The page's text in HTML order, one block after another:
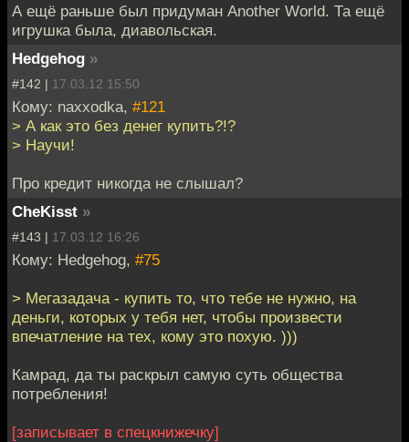
А ещё раньше был придуман Another World. Та ещё
игрушка была, диавольская.
Hedgehog »
#142 | 17.03.12 15:50
Кому: naxxodka, #121
> А как это без денег купить?!?
> Научи!
Про кредит никогда не слышал?
CheKisst »
#143 | 17.03.12 16:26
Кому: Hedgehog, #75
> Мегазадача - купить то, что тебе не нужно, на
деньги, которых у тебя нет, чтобы произвести
впечатление на тех, кому это похую. )))
Камрад, да ты раскрыл самую суть общества
потребления!
[записывает в спецкнижечку]